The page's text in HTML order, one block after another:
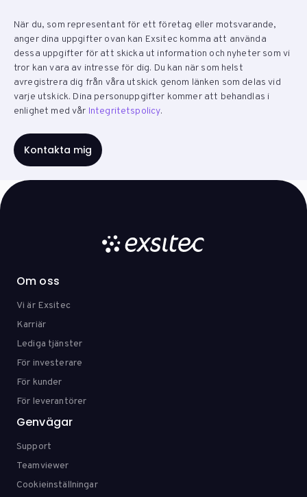
När du, som representant för ett företag eller motsvarande,
anger dina uppgifter ovan kan Exsitec komma att använda
dessa uppgifter för att skicka ut information och nyheter som vi
tror kan vara av intresse för dig. Du kan när som helst
avregistrera dig från våra utskick genom länken som delas vid
varje utskick. Dina personuppgifter kommer att behandlas i
enlighet med vår Integritetspolicy.
Om oss
Vi är Exsitec
Karriär
Lediga tjänster
För investerare
För kunder
För leverantörer
Genvägar
Support
Teamviewer
Cookieinställningar